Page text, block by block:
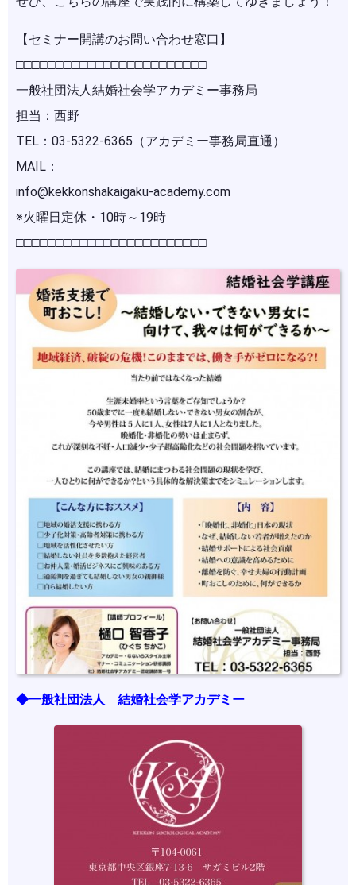
【セミナー開講のお問い合わせ窓口】
□□□□□□□□□□□□□□□□□□□□□□□□
一般社団法人結婚社会学アカデミー事務局
担当：西野
TEL：03-5322-6365（アカデミー事務局直通）
MAIL：
info@kekkonshakaigaku-academy.com
※火曜日定休・10時～19時
□□□□□□□□□□□□□□□□□□□□□□□□
◆一般社団法人 結婚社会学アカデミー